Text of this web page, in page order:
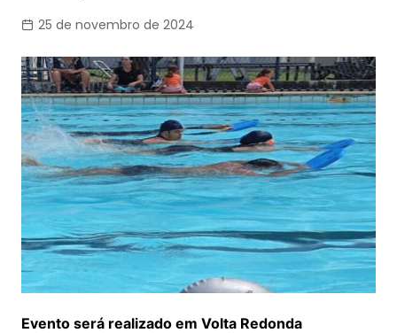
25 de novembro de 2024
Evento será realizado em Volta Redonda